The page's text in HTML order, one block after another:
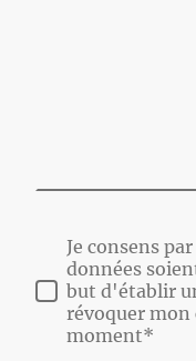
Je consens
données
but d'établir
révoquer
moment*